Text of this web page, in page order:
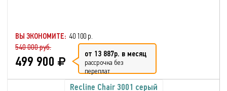
ВЫ ЭКОНОМИТЕ: 40 100 р.
540 000 руб.
499 900 от 13 887р. в месяц
рассрочка без
переплат
Recline Chair 3001 серый